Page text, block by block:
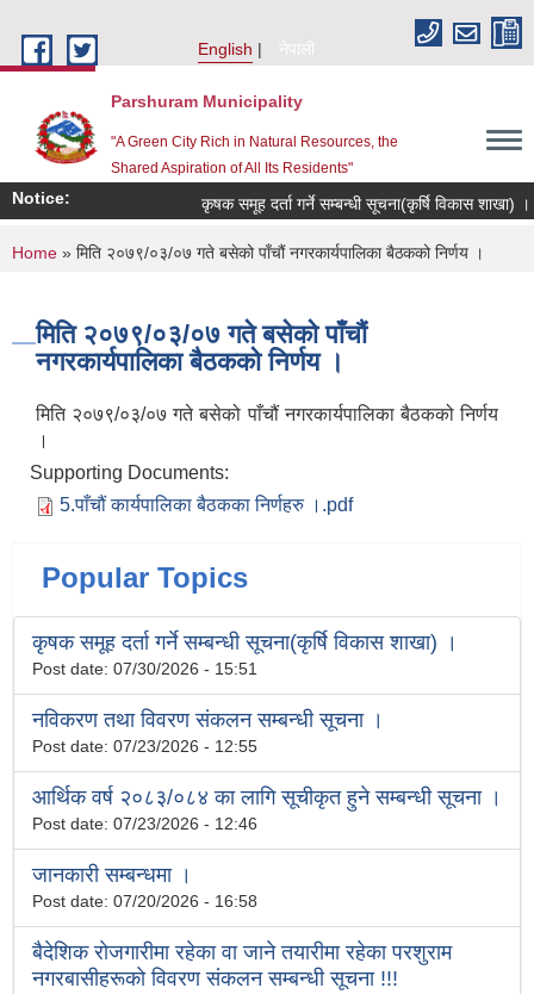
English
नेपाली
Parshuram Municipality
"A Green City Rich in Natural Resources, the
Shared Aspiration of All Its Residents"
Notice: कृषक समूह दर्ता गर्ने सम्बन्धी सूचना(कृर्षि विकास शाखा) ।
You are here
Home » मिति २०७९/०३/०७ गते बसेको पाँचौं नगरकार्यपालिका बैठकको निर्णय ।
मिति २०७९/०३/०७ गते बसेको पाँचौं
नगरकार्यपालिका बैठकको निर्णय ।
मिति २०७९/०३/०७ गते बसेको पाँचौं नगरकार्यपालिका बैठकको निर्णय
।
Supporting Documents:
5.पाँचौं कार्यपालिका बैठकका निर्णहरु ।.pdf
Popular Topics
कृषक समूह दर्ता गर्ने सम्बन्धी सूचना(कृर्षि विकास शाखा) ।
Post date: 07/30/2026 - 15:51
नविकरण तथा विवरण संकलन सम्बन्धी सूचना ।
Post date: 07/23/2026 - 12:55
आर्थिक वर्ष २०८३/०८४ का लागि सूचीकृत हुने सम्बन्धी सूचना ।
Post date: 07/23/2026 - 12:46
जानकारी सम्बन्धमा ।
Post date: 07/20/2026 - 16:58
बैदेशिक रोजगारीमा रहेका वा जाने तयारीमा रहेका परशुराम
नगरबासीहरूको विवरण संकलन सम्बन्धी सूचना !!!